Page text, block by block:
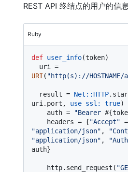
REST API 终结点的用户的信息
Ruby
def user_info(token)
URI ( "http(s)://
  result =
Net : :HTTP
uri.port, use_ssl: true)
    auth =
"Bearer
    headers = {
"Accept"
"application/json" ,
"application/json" ,
auth}
    http.send_request(